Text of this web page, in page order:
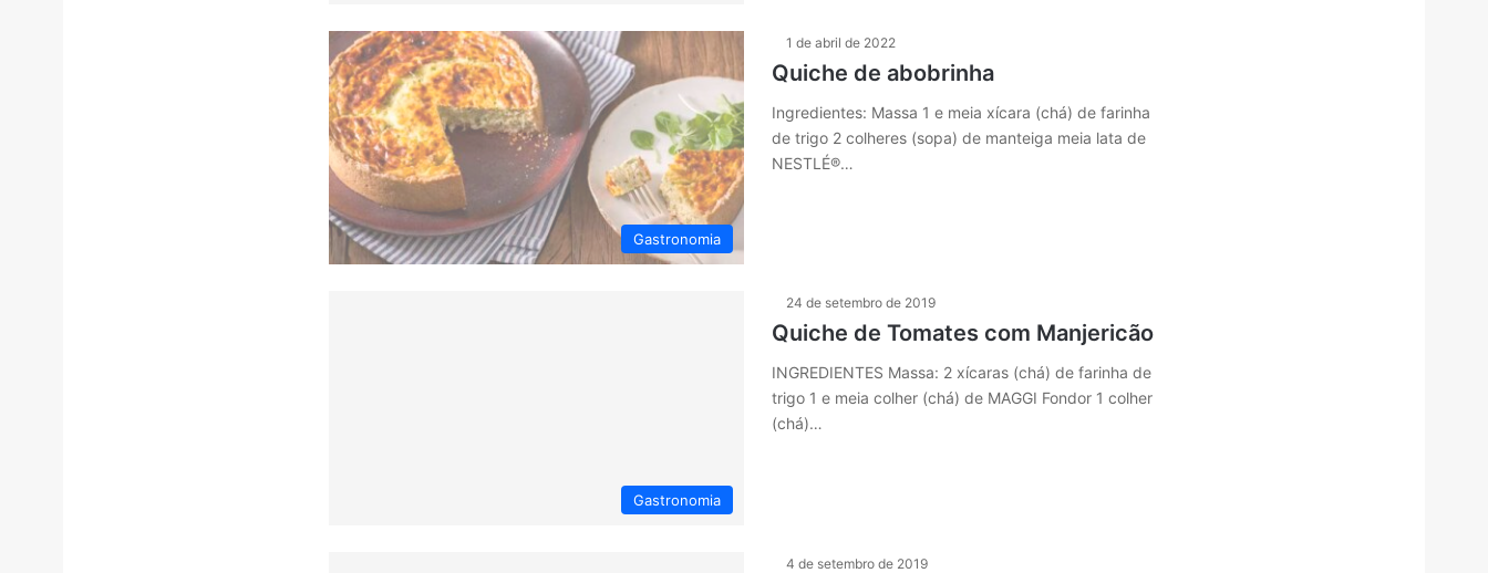
Gastronomia
1 de abril de 2022
Quiche de abobrinha
Ingredientes: Massa 1 e meia xícara (chá) de farinha
de trigo 2 colheres (sopa) de manteiga meia lata de
NESTLÉ®…
Gastronomia
24 de setembro de 2019
Quiche de Tomates com Manjericão
INGREDIENTES Massa: 2 xícaras (chá) de farinha de
trigo 1 e meia colher (chá) de MAGGI Fondor 1 colher
(chá)…
4 de setembro de 2019